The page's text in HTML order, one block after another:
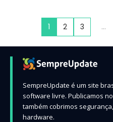
1 2 3 …
SempreUpdate é um site
software livre. Publicamos
também cobrimos
hardware.